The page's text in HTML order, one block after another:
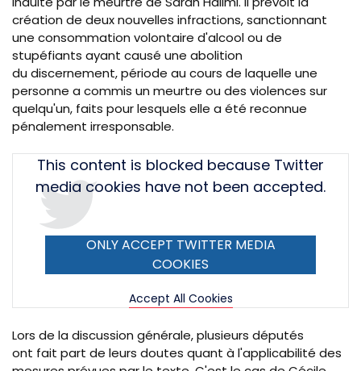
création de deux nouvelles infractions, sanctionnant
une consommation volontaire d'alcool ou de
stupéfiants ayant causé une abolition
du discernement, période au cours de laquelle une
personne a commis un meurtre ou des violences sur
quelqu'un, faits pour lesquels elle a été reconnue
pénalement irresponsable.
TweetThis content is blocked because Twitter
media cookies have not been accepted.
ONLY ACCEPT TWITTER MEDIA
COOKIES
Accept All Cookies
Lors de la discussion générale, plusieurs députés
ont fait part de leurs doutes quant à l'applicabilité des